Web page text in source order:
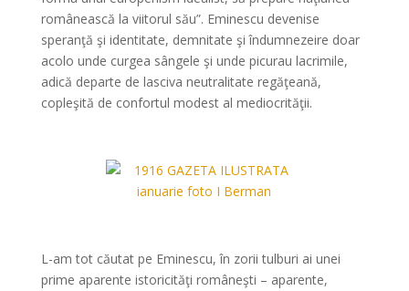
românească la viitorul său”. Eminescu devenise
speranţă şi identitate, demnitate şi îndumnezeire doar
acolo unde curgea sângele şi unde picurau lacrimile,
adică departe de lasciva neutralitate regăţeană,
copleşită de confortul modest al mediocrităţii.
L-am tot căutat pe Eminescu, în zorii tulburi ai unei
prime aparente istoricităţi româneşti – aparente,